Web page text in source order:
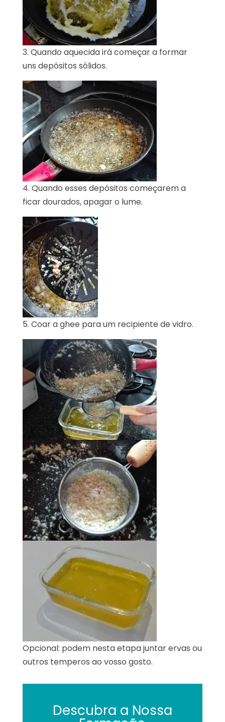
3. Quando aquecida irá começar a formar
uns depósitos sólidos.
4. Quando esses depósitos começarem a
ficar dourados, apagar o lume.
5. Coar a ghee para um recipiente de vidro.
Opcional: podem nesta etapa juntar ervas ou
outros temperos ao vosso gosto.
Descubra a Nossa